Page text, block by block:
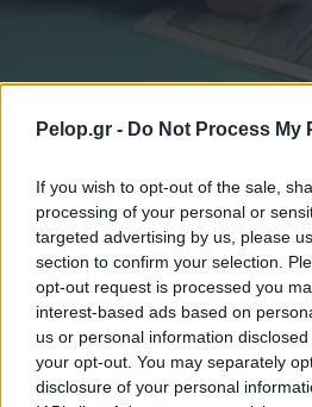
Pelop.gr - Do Not Process My
If you wish to opt-out of the sale,
processing of your personal or
targeted advertising by us, please
section to confirm your selection.
opt-out request is processed you
interest-based ads based on
us or personal information
your opt-out. You may separately
disclosure of your personal
ΕΛΛΑΔΑ
Πανελλαδικές 2025: Από
αποκτούν κωδικό για
ισχύει για ΓΕΛ, ΕΠΑΛ και